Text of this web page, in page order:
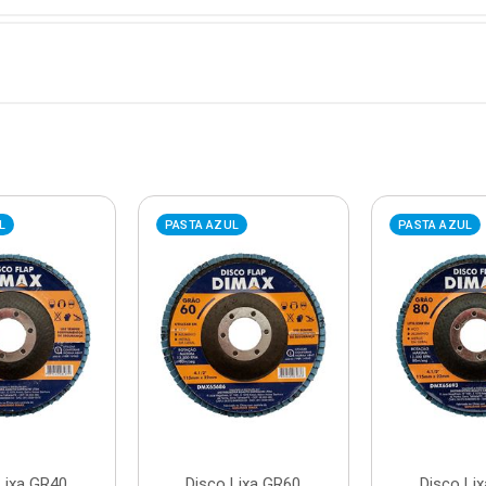
PASTA AZUL PASTA AZUL